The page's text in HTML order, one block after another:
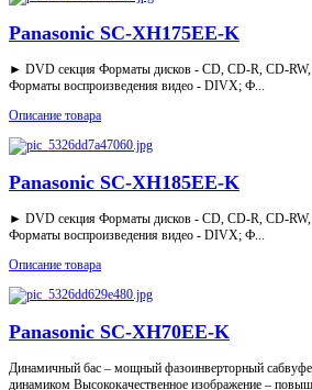
Panasonic SC-XH175EE-K
► DVD секция Форматы дисков - CD, CD-R, CD-
Форматы воспроизведения видео - DIVX; Ф...
Описание товара
Panasonic SC-XH185EE-K
► DVD секция Форматы дисков - CD, CD-R, CD-
Форматы воспроизведения видео - DIVX; Ф...
Описание товара
Panasonic SC-XH70EE-K
Динамичный бас – мощный фазоинверторный
динамиком Высококачественное изображение –